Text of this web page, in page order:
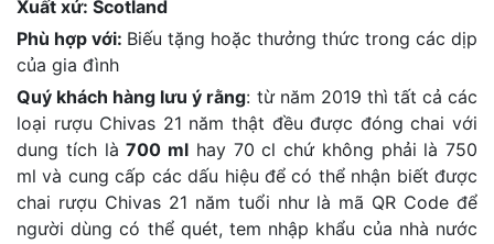
Xuất xứ: Scotland
Phù hợp với: Biếu tặng hoặc thưởng thức trong các dịp
của gia đình
Quý khách hàng lưu ý rằng: từ năm 2019 thì tất cả các
loại rượu Chivas 21 năm thật đều được đóng chai với
dung tích là700 ml hay 70 cl chứ không phải là 750
ml và cung cấp các dấu hiệu để có thể nhận biết được
chai rượu Chivas 21 năm tuổi như là mã QR Code để
người dùng có thể quét, tem nhập khẩu của nhà nước